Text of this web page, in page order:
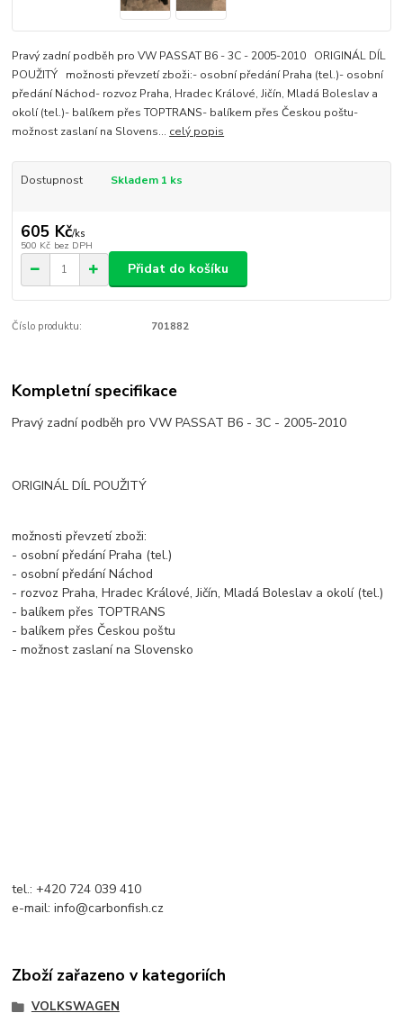
Pravý zadní podběh pro VW PASSAT B6 - 3C - 2005-2010 ORIGINÁL DÍL
POUŽITÝ možnosti převzetí zboži:- osobní předání Praha (tel.)- osobní
předání Náchod- rozvoz Praha, Hradec Králové, Jičín, Mladá Boleslav a
okolí (tel.)- balíkem přes TOPTRANS- balíkem přes Českou poštu-
možnost zaslaní na Slovens... celý popis
Dostupnost Skladem 1 ks
605 Kč/ks
500 Kč bez DPH
Přidat do košíku
Číslo produktu: 701882
Kompletní specifikace
Pravý zadní podběh pro VW PASSAT B6 - 3C - 2005-2010
ORIGINÁL DÍL POUŽITÝ
možnosti převzetí zboži:
- osobní předání Praha (tel.)
- osobní předání Náchod
- rozvoz Praha, Hradec Králové, Jičín, Mladá Boleslav a okolí (tel.)
- balíkem přes TOPTRANS
- balíkem přes Českou poštu
- možnost zaslaní na Slovensko
tel.: +420 724 039 410
e-mail: info@carbonfish.cz
Zboží zařazeno v kategoriích
VOLKSWAGEN